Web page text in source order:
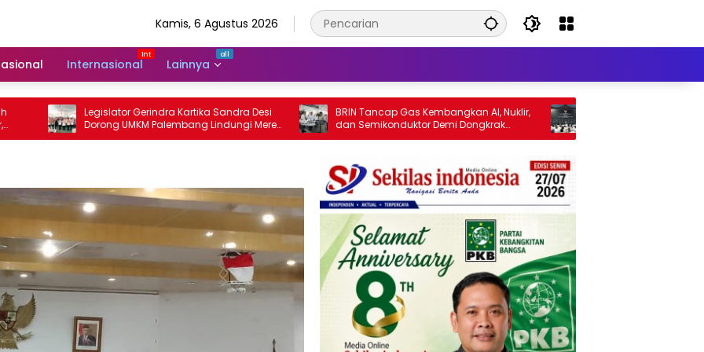
Kamis, 6 Agustus 2026
Internasional Lainnya
Legislator Gerindra Kartika Sandra Desi
Dorong UMKM Palembang Lindungi Merek
Usaha
BRIN Tancap Gas Kembangkan AI, Nuklir,
dan Semikonduktor Demi Dongkrak
Ekonomi Indonesia
Tingkatkan Kualitas SDM Indonesia,
Prabowo Bangun Sekolah Unggulan
hingga Undang Universitas Terbaik